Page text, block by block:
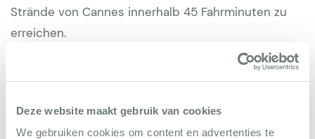
Deze website maakt gebruik van cookies
We gebruiken cookies om content en advertenties te
Strände von Cannes innerhalb 45 Fahrminuten zu
erreichen.
Gesamteindruck der Villa